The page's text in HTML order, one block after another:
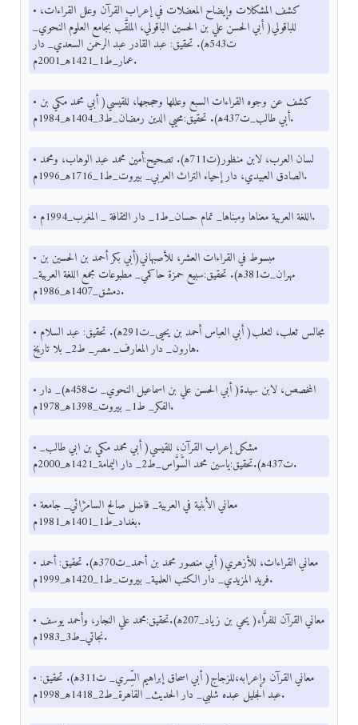
• كشف المشكلات وإيضاح المعضلات في إعراب القرآن وعلل القراءات،
للباقولي( أبي الحسن علي بن الحسين الباقولي، الملقَّب بجامع العلوم النحوي_
ت543ﻫ). تحقيق: عبد القادر عبد الرحمن السعدي_ دار
عمار_ط1_1421ﻫ_2001م.
• كشف عن وجوه القراءات السبع وعللها وحججها، للقيسي( أبي محمد مكي بن
أبي طالب_ت437ﻫ). تحقيق:محيي الدين رمضان_ط3_1404ﻫ_1984م.
• لسان العرب، لابن منظور(ت711ﻫ). تصحيح:أمين محمد عبد الوهاب، ومحمد
الصادق العبيدي، دار إحياء التراث العربي_ بيروت_ط1_1716ﻫ_1996م.
• اللغة العربية معناها ومبناها_ تمام حسان_ط1_ دار الثقافة _ المغرب_1994م.
• مبسوط في القراءات العشر، للأصبهاني(أبي بكر أحمد بن الحسين بن
مهران_ت381ﻫ). تحقيق:سبيع حمزة حاكمي_ مطبوعات مجمع اللغة العربية_
دمشق_1407ﻫ_1986م.
• مجالس ثعلب، لثعلب( أبي العباس أحمد بن يحيى_ت291ﻫ). تحقيق: عبد السلام
هارون_ دار المعارف_ مصر_ ط2_ بلا تاريخ.
• المخصص، لابن سيدة( أبي الحسن علي بن اسماعيل النحوي_ ت458ﻫ)_ دار
الفكر_ ط1_ بيروت_1398ﻫ_1978م.
• مشكل إعراب القرآن، للقيسي( أبي محمد مكي بن ابي طالب_
ت437ﻫ).تحقيق:ياسين محمد السَّوَّاس_ط2_ دار اليمامة_1421ﻫ_2000م.
• معاني الأبنية في العربية_ فاضل صالح السامرَّائي_ جامعة
بغداد_ط1_1401ﻫ_1981م.
• معاني القراءات، للأزهري( أبي منصور محمد بن أحمد_ت370ﻫ). تحقيق: أحمد
فريد المزيدي_ دار الكتب العلمية_ بيروت_ط1_1420ﻫ_1999م.
• معاني القرآن للفرَّاء( يحي بن زياد_207ﻫ).تحقيق:محمد علي النجار، وأحمد يوسف
نجاتي_ط3_1983م.
• معاني القرآن وإعرابه،للزجاج( أبي اسحاق إبراهيم السِّري_ ت311ﻫ). تحقيق:
عبد الجليل عبده شلبي_ دار الحديث_ القاهرة_ط2_1418ﻫ_1998م.